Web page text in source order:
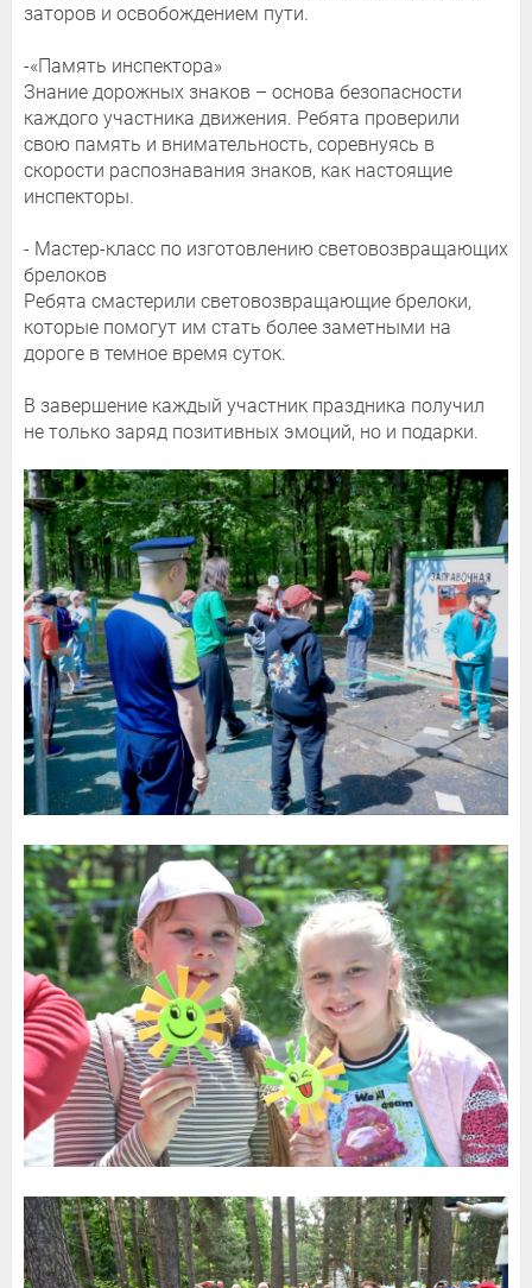
заторов и освобождением пути.
-«Память инспектора»
Знание дорожных знаков – основа безопасности
каждого участника движения. Ребята проверили
свою память и внимательность, соревнуясь в
скорости распознавания знаков, как настоящие
инспекторы.
- Мастер-класс по изготовлению световозвращающих
брелоков
Ребята смастерили световозвращающие брелоки,
которые помогут им стать более заметными на
дороге в темное время суток.
В завершение каждый участник праздника получил
не только заряд позитивных эмоций, но и подарки.